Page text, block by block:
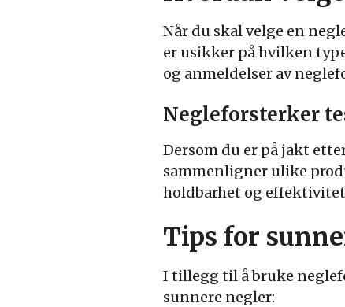
Når du skal velge en
er usikker på hvilken
og anmeldelser av
Negleforsterker
Dersom du er på jakt
sammenligner ulike
holdbarhet og
Tips for
I tillegg til å bruke
sunnere negler: